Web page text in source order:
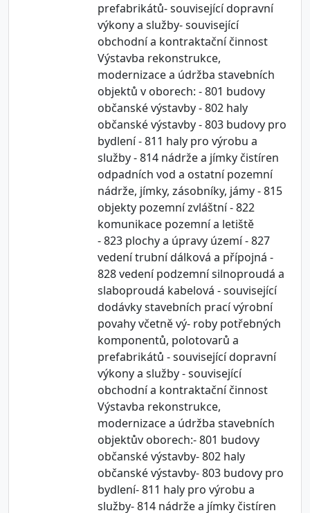
prefabrikátů- související dopravní
výkony a služby- související
obchodní a kontraktační činnost
Výstavba rekonstrukce,
modernizace a údržba stavebních
objektů v oborech: - 801 budovy
občanské výstavby - 802 haly
občanské výstavby - 803 budovy pro
bydlení - 811 haly pro výrobu a
služby - 814 nádrže a jímky čistíren
odpadních vod a ostatní pozemní
nádrže, jímky, zásobníky, jámy - 815
objekty pozemní zvláštní - 822
komunikace pozemní a letiště
- 823 plochy a úpravy území - 827
vedení trubní dálková a přípojná -
828 vedení podzemní silnoproudá a
slaboproudá kabelová - související
dodávky stavebních prací výrobní
povahy včetně vý- roby potřebných
komponentů, polotovarů a
prefabrikátů - související dopravní
výkony a služby - související
obchodní a kontraktační činnost
Výstavba rekonstrukce,
modernizace a údržba stavebních
objektův oborech:- 801 budovy
občanské výstavby- 802 haly
občanské výstavby- 803 budovy pro
bydlení- 811 haly pro výrobu a
služby- 814 nádrže a jímky čistíren